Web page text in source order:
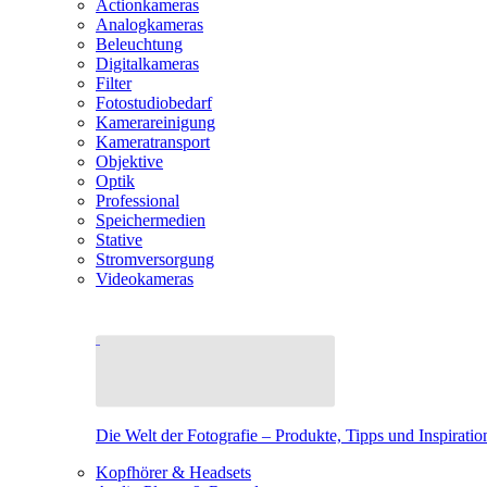
Actionkameras
Analogkameras
Beleuchtung
Digitalkameras
Filter
Fotostudiobedarf
Kamerareinigung
Kameratransport
Objektive
Optik
Professional
Speichermedien
Stative
Stromversorgung
Videokameras
Die Welt der Fotografie – Produkte, Tipps und
Kopfhörer & Headsets